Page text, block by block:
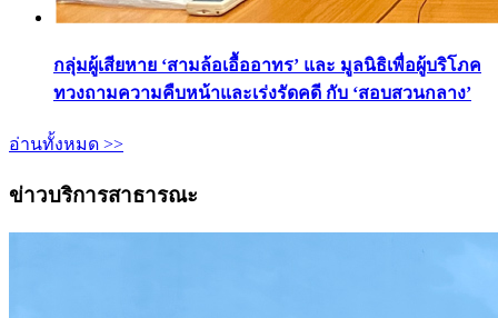
กลุ่มผู้เสียหาย ‘สามล้อเอื้ออาทร’ และ มูลนิธิเพื่อผู้บริโภค
ทวงถามความคืบหน้าและเร่งรัดคดี กับ ‘สอบสวนกลาง’
อ่านทั้งหมด >>
ข่าวบริการสาธารณะ